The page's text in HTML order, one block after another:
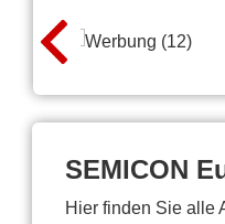
SEMICON
Hier finden Sie alle